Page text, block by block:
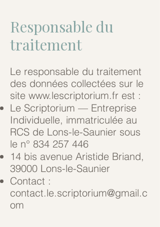
Responsable du
traitement
Le responsable du traitement
des données collectées sur le
site www.lescriptorium.fr est :
Le Scriptorium — Entreprise
Individuelle, immatriculée au
RCS de Lons-le-Saunier sous
le n° 834 257 446
14 bis avenue Aristide Briand,
39000 Lons-le-Saunier
Contact :
contact.le.scriptorium@gmail.c
om